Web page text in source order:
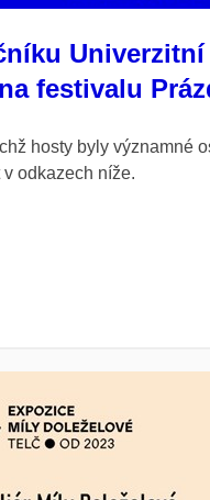
festivalu
hosty byly významné
odkazech níže.